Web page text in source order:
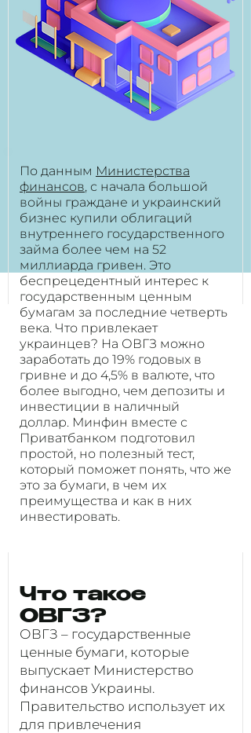
По данным Министерства
финансов, с начала большой
войны граждане и украинский
бизнес купили облигаций
внутреннего государственного
займа более чем на 52
миллиарда гривен. Это
беспрецедентный интерес к
государственным ценным
бумагам за последние четверть
века. Что привлекает
украинцев? На ОВГЗ можно
заработать до 19% годовых в
гривне и до 4,5% в валюте, что
более выгодно, чем депозиты и
инвестиции в наличный
доллар. Минфин вместе с
Приватбанком подготовил
простой, но полезный тест,
который поможет понять, что же
это за бумаги, в чем их
преимущества и как в них
инвестировать.
Что такое
ОВГЗ?
ОВГЗ – государственные
ценные бумаги, которые
выпускает Министерство
финансов Украины.
Правительство использует их
для привлечения